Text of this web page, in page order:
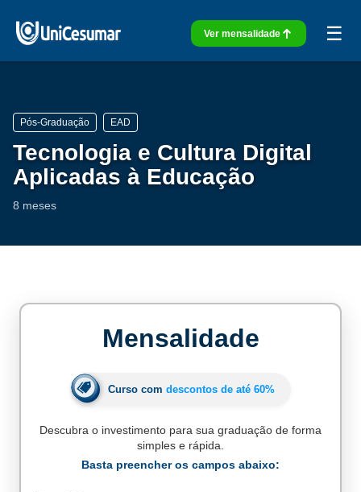
Ver mensalidade ☰
Pós-Graduação EAD
Tecnologia e Cultura Digital
Aplicadas à Educação
8 meses
Mensalidade
Curso com descontos de até 60%
Descubra o investimento para sua graduação de forma
simples e rápida.
Basta preencher os campos abaixo: